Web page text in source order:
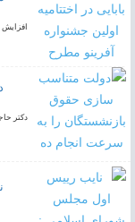
رئیس
دکتر
سرعت